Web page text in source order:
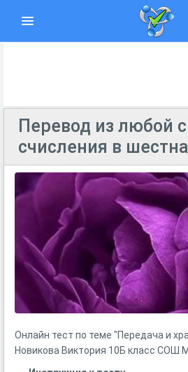
Перевод из любой
счисления в
Онлайн тест по теме "Передача и
Новикова Виктория 10Б класс